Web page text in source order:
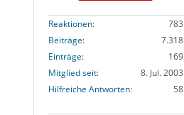
Reaktionen
783
Beiträge
7.318
Einträge
169
Mitglied seit
8. Jul. 2003
Hilfreiche Antworten
58